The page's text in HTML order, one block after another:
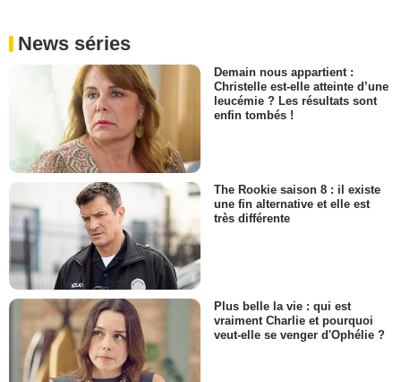
News séries
Demain nous appartient :
Christelle est-elle atteinte d’une
leucémie ? Les résultats sont
enfin tombés !
The Rookie saison 8 : il existe
une fin alternative et elle est
très différente
Plus belle la vie : qui est
vraiment Charlie et pourquoi
veut-elle se venger d'Ophélie ?